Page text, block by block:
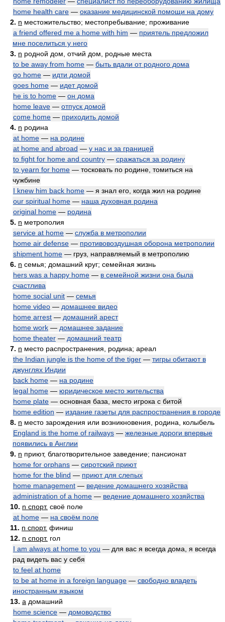
home health care — оказание медицинской помощи на дому
2. n местожительство; местопребывание; проживание
a friend offered me a home with him — приятель предложил
мне поселиться у него
3. n родной дом, отчий дом, родные места
to be away from home — быть вдали от родного дома
go home — идти домой
goes home — идет домой
he is to home — он дома
home leave — отпуск домой
come home — приходить домой
4. n родина
at home — на родине
at home and abroad — у нас и за границей
to fight for home and country — сражаться за родину
to yearn for home — тосковать по родине, томиться на
чужбине
I knew him back home — я знал его, когда жил на родине
our spiritual home — наша духовная родина
original home — родина
5. n метрополия
service at home — служба в метрополии
home air defense — противовоздушная оборона метрополии
shipment home — груз, направляемый в метрополию
6. n семья; домашний круг; семейная жизнь
hers was a happy home — в семейной жизни она была
счастлива
home social unit — семья
home video — домашнее видео
home arrest — домашний арест
home work — домашнее задание
home theater — домашний театр
7. n место распространения, родина; ареал
the Indian jungle is the home of the tiger — тигры обитают в
джунглях Индии
back home — на родине
legal home — юридическое место жительства
home plate — основная база, место игрока с битой
home edition — издание газеты для распространения в городе
8. n место зарождения или возникновения, родина, колыбель
England is the home of railways — железные дороги впервые
появились в Англии
9. n приют, благотворительное заведение; пансионат
home for orphans — сиротский приют
home for the blind — приют для слепых
home management — ведение домашнего хозяйства
administration of a home — ведение домашнего хозяйства
10. n спорт. своё поле
at home — на своём поле
11. n спорт. финиш
12. n спорт. гол
I am always at home to you — для вас я всегда дома, я всегда
рад видеть вас у себя
to feel at home
to be at home in a foreign language — свободно владеть
иностранным языком
13. a домашний
home science — домоводство